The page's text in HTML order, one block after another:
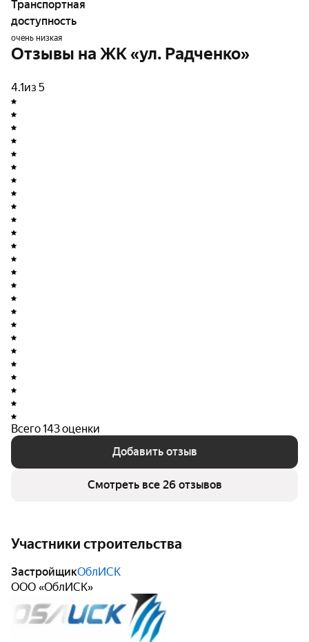
Входные группы спроектированы с учетом защиты от
атмосферных осадков. Для комфортного
перемещения жильцов в здании установлены как
пассажирские, так и грузовые лифты.
О застройщике
ОблИСК (полное название - "Областная
инвестиционно-строительная компания") выступает
застройщиком данного жилого комплекса.
Организация основана в 2013 году и
специализируется на широком спектре строительных
работ, включая демонтаж и снос зданий, возведение
жилых и нежилых объектов, строительство автодорог,
магистралей, водных и иных инженерных
сооружений.
Транспортная
доступность
очень низкая
Отзывы на ЖК «ул. Радченко»
4.1из 5
Всего 143 оценки
Добавить отзыв
Смотреть все 26 отзывов
Участники строительства
ЗастройщикОблИСК
ООО «ОблИСК»